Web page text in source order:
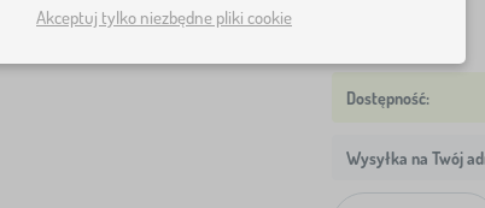
Wysyłka na Twój
Akceptuj tylko niezbędne pliki cookie